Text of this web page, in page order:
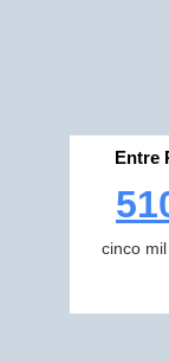
Entre
cinco